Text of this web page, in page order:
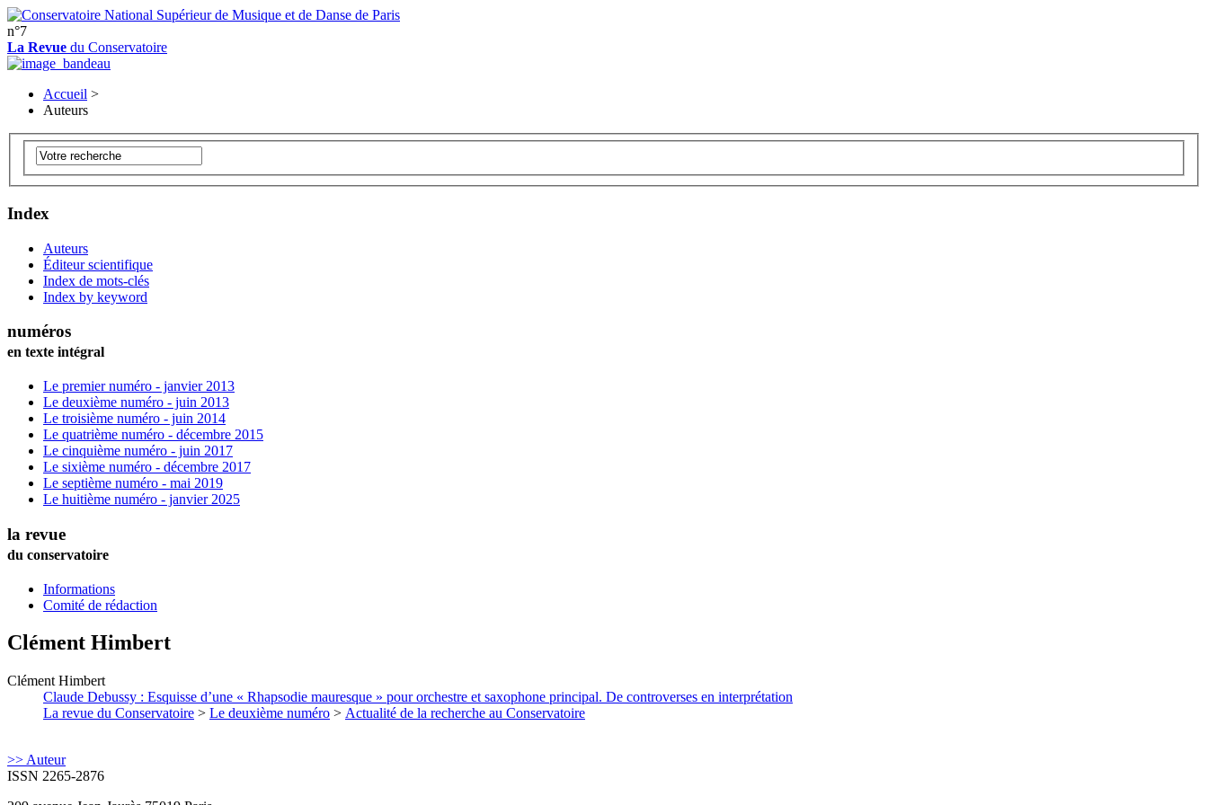
n°7
La Revue du Conservatoire
Accueil >
Auteurs
Index
Auteurs
Éditeur scientifique
Index de mots-clés
Index by keyword
numéros
en texte intégral
Le premier numéro - janvier 2013
Le deuxième numéro - juin 2013
Le troisième numéro - juin 2014
Le quatrième numéro - décembre 2015
Le cinquième numéro - juin 2017
Le sixième numéro - décembre 2017
Le septième numéro - mai 2019
Le huitième numéro - janvier 2025
la revue
du conservatoire
Informations
Comité de rédaction
Clément Himbert
Clément Himbert
Claude Debussy : Esquisse d’une « Rhapsodie mauresque » pour orchestre et saxophone principal. De controverses en interprétation
La revue du Conservatoire > Le deuxième numéro > Actualité de la recherche au Conservatoire
>> Auteur
ISSN 2265-2876